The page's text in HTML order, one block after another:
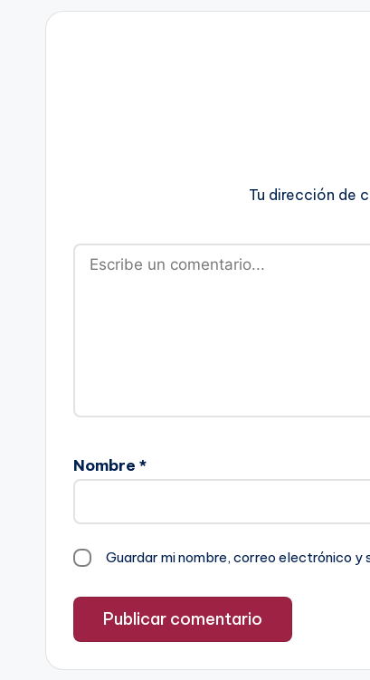
Tu dirección de
Nombre *
Guardar mi nombre, correo electrónico